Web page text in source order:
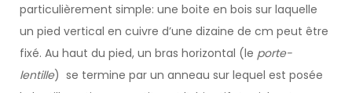
particulièrement simple: une boite en bois sur laquelle
un pied vertical en cuivre d’une dizaine de cm peut être
fixé. Au haut du pied, un bras horizontal (le porte-
lentille) se termine par un anneau sur lequel est posée